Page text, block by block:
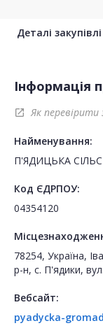
Деталі закупівлі
Інформація
open_in_new Як
Найменування:
П'ЯДИЦЬКА
Код ЄДРПОУ:
04354120
78254, Україна,
р-н, с. П'ядики,
Вебсайт:
pyadycka-